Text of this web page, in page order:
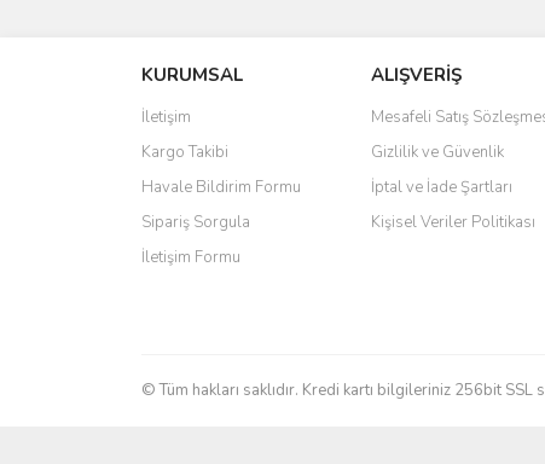
KURUMSAL
İletişim
Kargo Takibi
Havale Bildirim Formu
Sipariş Sorgula
İletişim Formu
ALIŞVERİŞ
Mesafeli Satış
Gizlilik ve Güvenlik
İptal ve İade Şartları
Kişisel Veriler Politikası
© Tüm hakları saklıdır. Kredi kartı bilgileriniz 256bit SSL